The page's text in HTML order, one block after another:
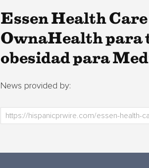
Essen Health
OwnaHealth para
obesidad para
News provided by: